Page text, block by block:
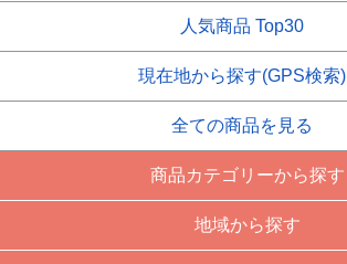
人気商品 Top30
現在地から探す(GPS検索)
全ての商品を見る
商品カテゴリーから探す
地域から探す